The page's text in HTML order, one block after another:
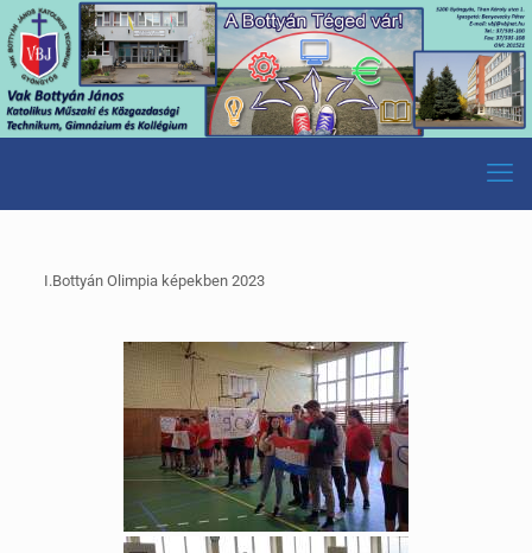
I.Bottyán Olimpia képekben 2023